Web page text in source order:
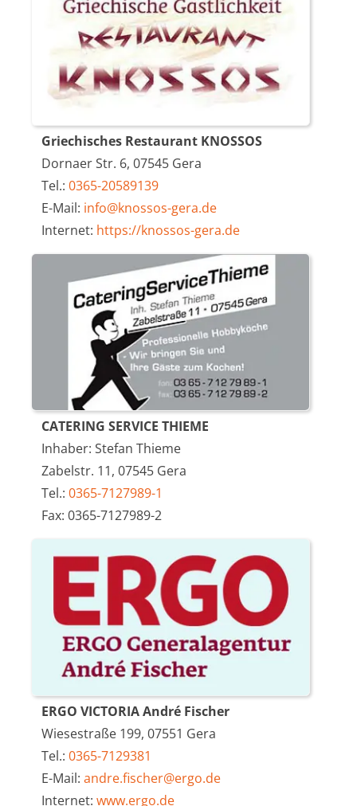
Griechisches Restaurant KNOSSOS
Dornaer Str. 6, 07545 Gera
Tel.:0365-20589139
E-Mail: info@knossos-gera.de
Internet: https://knossos-gera.de
CATERING SERVICE THIEME
Inhaber: Stefan Thieme
Zabelstr. 11, 07545 Gera
Tel.:0365-7127989-1
Fax: 0365-7127989-2
ERGO VICTORIA André Fischer
Wiesestraße 199, 07551 Gera
Tel.:0365-7129381
E-Mail:andre.fischer@ergo.de
Internet:www.ergo.de